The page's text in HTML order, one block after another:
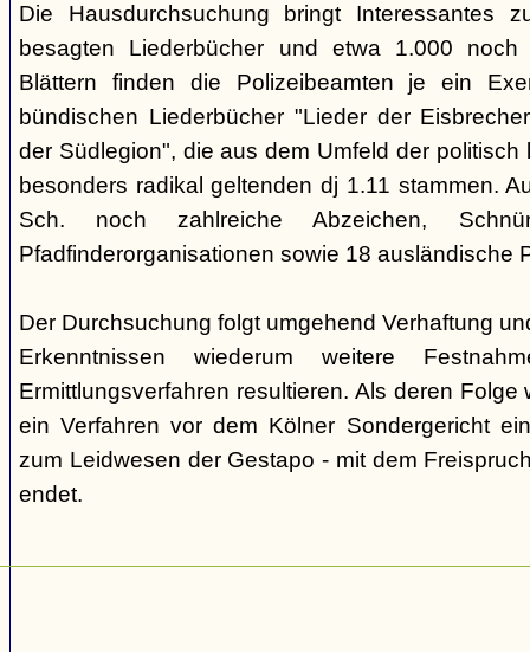
Die Hausdurchsuchung bringt Interessantes
besagten Liederbücher und etwa 1.000 noch
Blättern finden die Polizeibeamten je ein
bündischen Liederbücher "Lieder der
der Südlegion", die aus dem Umfeld der
besonders radikal geltenden dj 1.11 stammen.
Sch. noch zahlreiche Abzeichen,
Pfadfinderorganisationen sowie 18 ausländische
Der Durchsuchung folgt umgehend Verhaftung
Erkenntnissen wiederum weitere
Ermittlungsverfahren resultieren. Als deren
ein Verfahren vor dem Kölner Sondergericht
zum Leidwesen der Gestapo - mit dem
endet.